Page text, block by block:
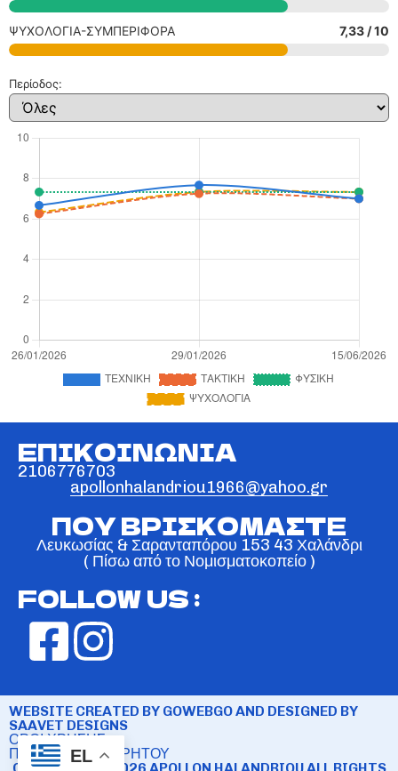
ΨΥΧΟΛΟΓΙΑ-ΣΥΜΠΕΡΙΦΟΡΑ 7,33 / 10
Περίοδος:
ΕΠΙΚΟΙΝΩΝΙΑ
2106776703
apollonhalandriou1966@yahoo.gr
ΠΟΥ ΒΡΙΣΚΟΜΑΣΤΕ
Λευκωσίας & Σαρανταπόρου 153 43 Χαλάνδρι
( Πίσω από το Νομισματοκοπείο )
FOLLOW US :
WEBSITE CREATED BY GOWEBGO AND DESIGNED BY
SAAVET DESIGNS
ΟΡΟΙ ΧΡΗΣΗΣ
ΠΟΛΙΤΙΚΗ ΑΠΟΡΡΗΤΟΥ
COPYRIGHT © 2026 APOLLON HALANDRIOU ALL RIGHTS
EL